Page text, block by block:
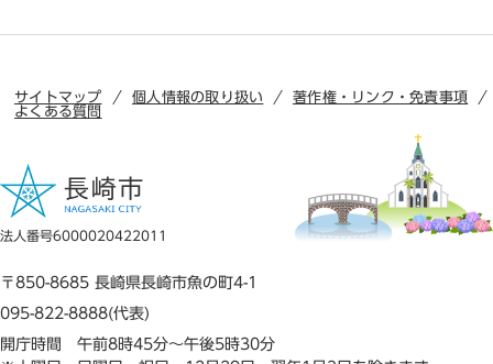
サイトマップ 個人情報の取り扱い
著作権・リンク・免責事項
よくある質問
法人番号6000020422011
〒850-8685 長崎県長崎市魚の町4-1
095-822-8888(代表)
開庁時間 午前8時45分～午後5時30分